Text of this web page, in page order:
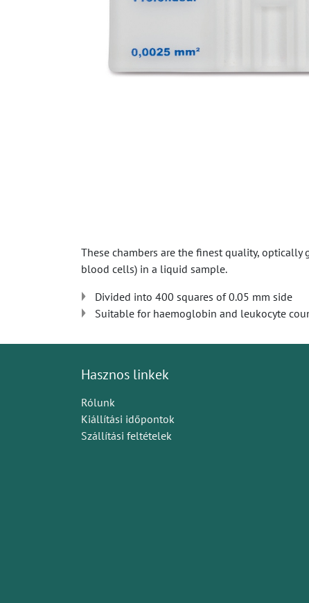
These chambers are the finest quality,
blood cells) in a liquid sample.
Divided into 400 squares of 0.05 mm side
Suitable for haemoglobin and leukocyte
Hasznos linkek
Rólunk
Kiállítási időpontok
Szállítási feltételek